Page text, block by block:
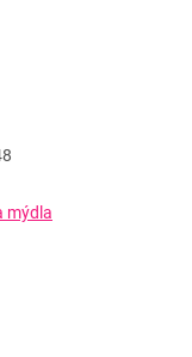
mýdla